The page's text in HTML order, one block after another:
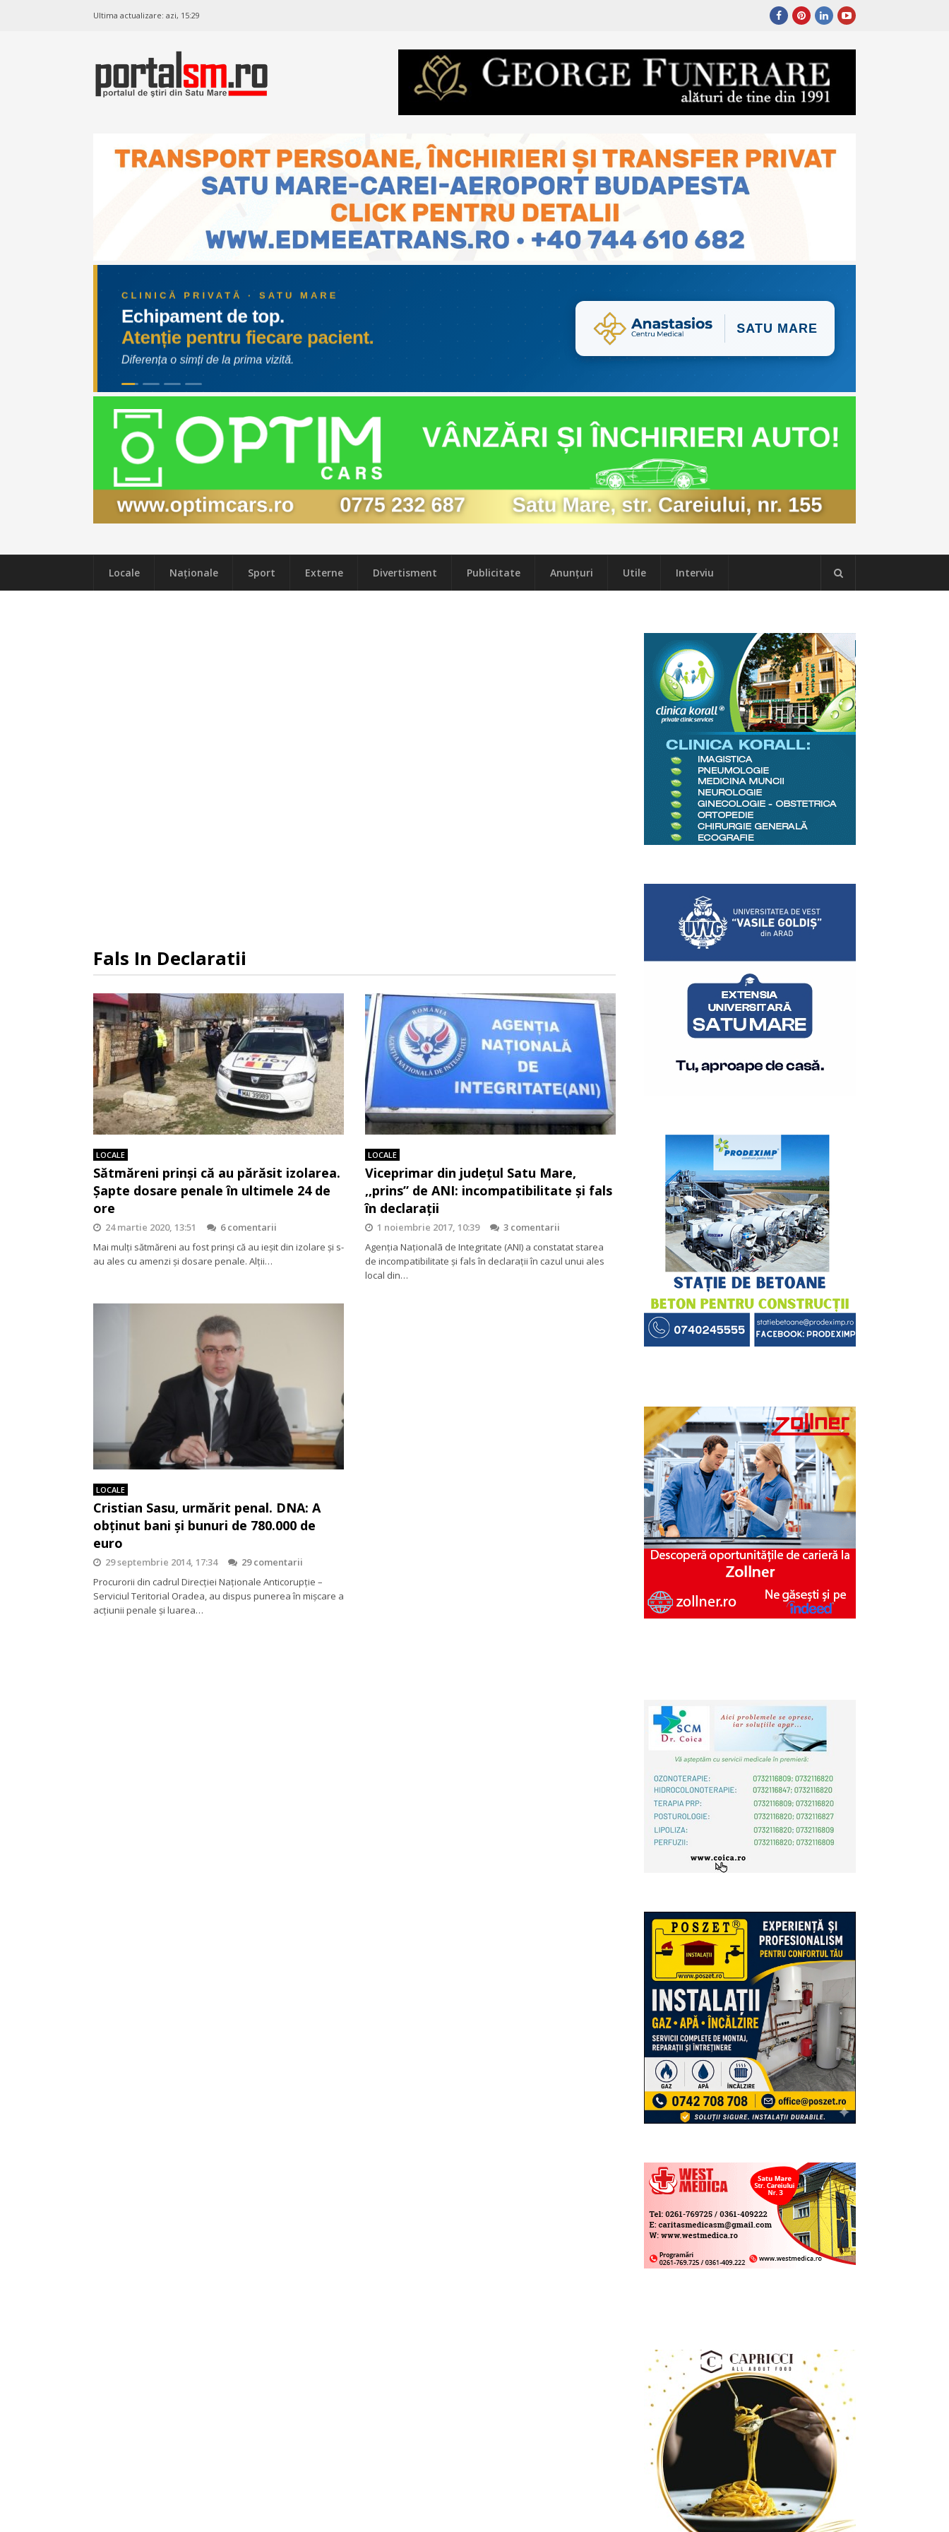
Ultima actualizare: azi, 15:29
Locale Naţionale Sport Externe Divertisment Publicitate Anunțuri Utile Interviu
Fals In Declaratii
LOCALE
Sătmăreni prinși că au părăsit izolarea.
Șapte dosare penale în ultimele 24 de
ore
24 martie 2020, 13:51
6 comentarii
Mai mulți sătmăreni au fost prinși că au ieșit din izolare și s-
au ales cu amenzi și dosare penale. Alții…
LOCALE
Viceprimar din județul Satu Mare,
,,prins” de ANI: incompatibilitate și fals
în declarații
1 noiembrie 2017, 10:39
3 comentarii
Agenția Naționalã de Integritate (ANI) a constatat starea
de incompatibilitate și fals în declarații în cazul unui ales
local din…
LOCALE
Cristian Sasu, urmărit penal. DNA: A
obţinut bani şi bunuri de 780.000 de
euro
29 septembrie 2014, 17:34
29 comentarii
Procurorii din cadrul Direcției Naționale Anticorupție –
Serviciul Teritorial Oradea, au dispus punerea în mișcare a
acțiunii penale și luarea…